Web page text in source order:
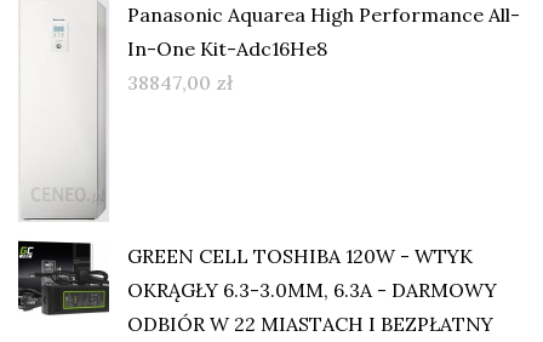
Panasonic Aquarea High Performance All-
In-One Kit-Adc16He8
38847,00 zł
GREEN CELL TOSHIBA 120W - WTYK
OKRĄGŁY 6.3-3.0MM, 6.3A - DARMOWY
ODBIÓR W 22 MIASTACH I BEZPŁATNY